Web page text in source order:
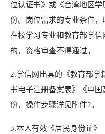
位认证书》或《台湾地区
份。岗位需求的专业条件
在校学习专业和教育部学
的，资格审查不得通过。
2.学信网出具的《教育部学
书电子注册备案表》《中
份，操作步骤详见附件2。
3.本人有效《居民身份证》